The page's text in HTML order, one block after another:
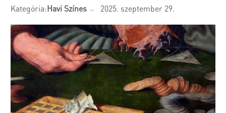
Kategória:Havi Színes 2025. szeptember 29.